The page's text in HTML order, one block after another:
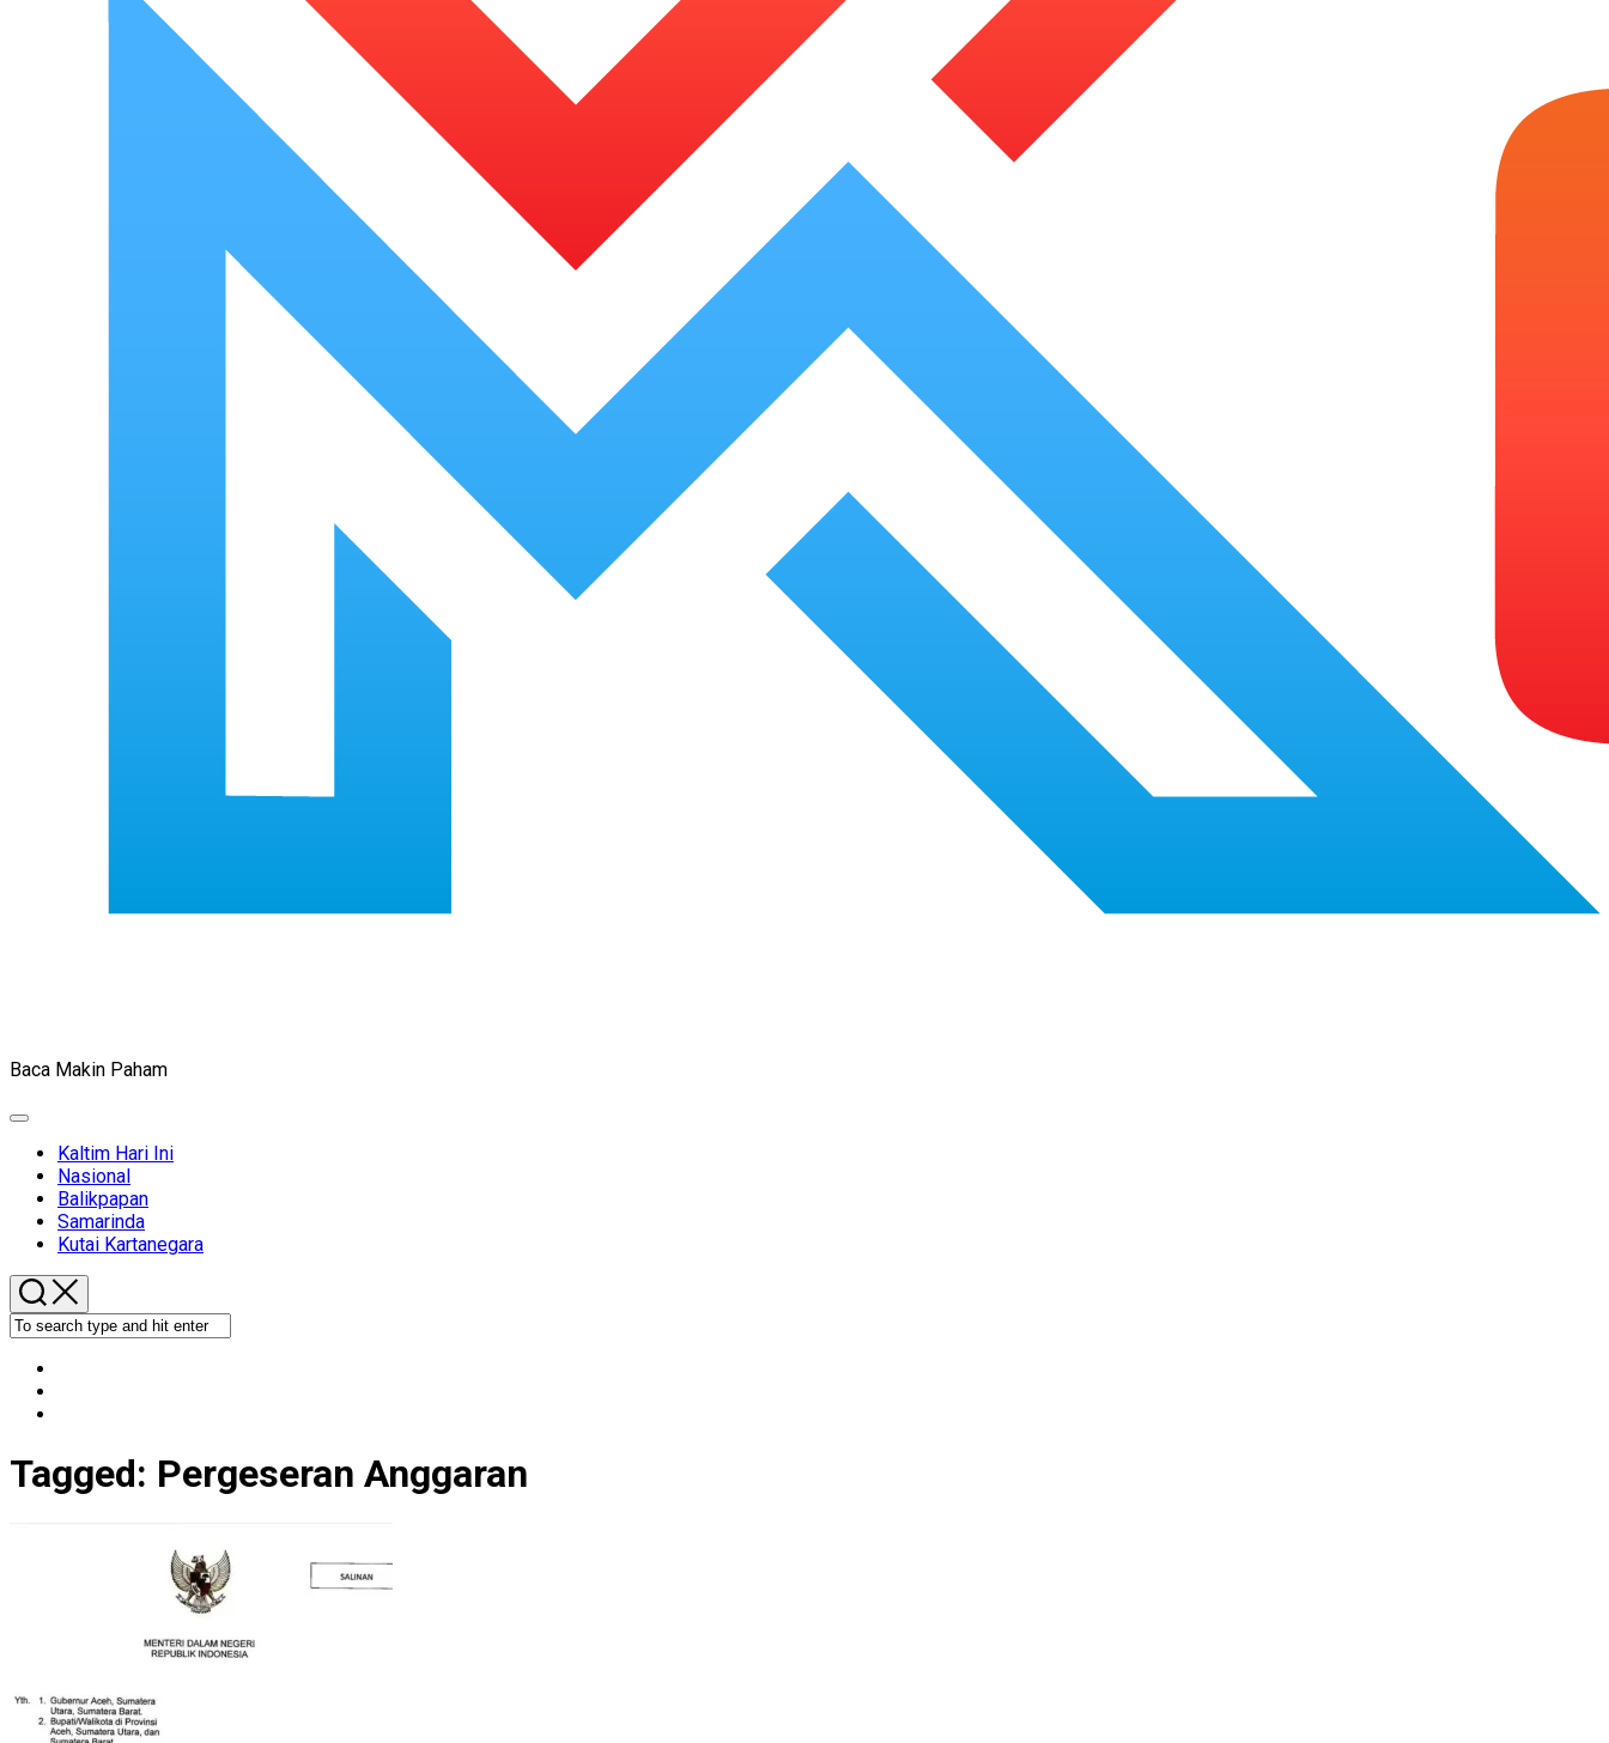
Baca Makin Paham
Expand
Kaltim Hari Ini
Nasional
Balikpapan
Samarinda
Kutai Kartanegara
Tagged: Pergeseran Anggaran